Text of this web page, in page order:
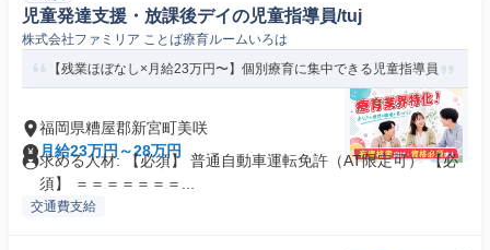
児童発達支援・放課後デイの児童指導員/tuj
株式会社ファミリア ことば療育ルームいろは
【残業ほぼなし×月給23万円〜】個別療育に集中できる児童指導員
福岡県糟屋郡新宮町美咲
月給23万円～28万円
求める人材: 【必須】 普通自動車運転免許（AT限定可） 【必
須】 ＝＝＝＝＝＝＝...
交通費支給